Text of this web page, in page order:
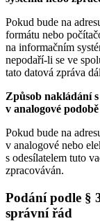
Pokud bude na
formátu nebo
na informačním
nepodaří-li se ve
tato datová zpráva
Způsob nakládání
v analogové
Pokud bude na
v analogové nebo
s odesílatelem tuto
zpracováván.
Podání podle §
správní řád